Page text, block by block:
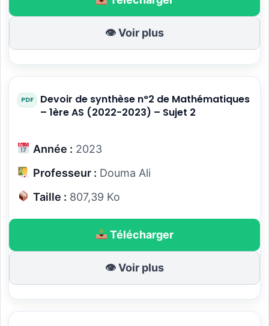
👁 Voir plus
Devoir de synthèse n°2 de Mathématiques
– 1ère AS (2022-2023) – Sujet 2
Année : 2023
Professeur : Douma Ali
Taille : 807,39 Ko
Télécharger
👁 Voir plus